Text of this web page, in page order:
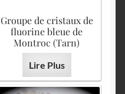
Groupe de cristaux de
fluorine bleue de
Montroc (Tarn)
Lire Plus